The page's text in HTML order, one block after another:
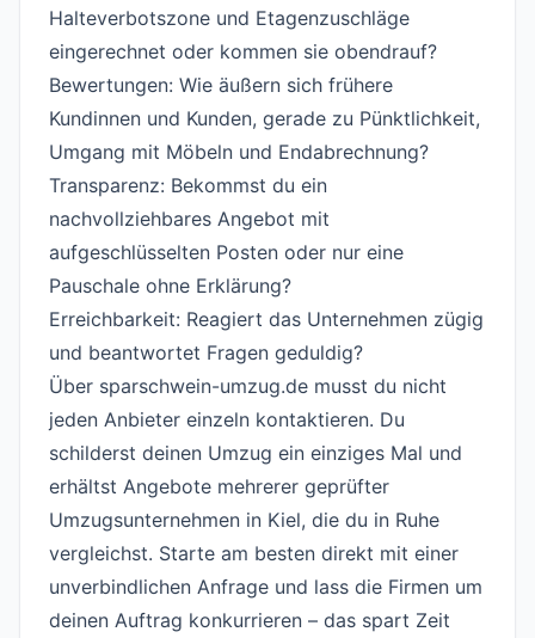
Halteverbotszone und Etagenzuschläge
eingerechnet oder kommen sie obendrauf?
Bewertungen: Wie äußern sich frühere
Kundinnen und Kunden, gerade zu Pünktlichkeit,
Umgang mit Möbeln und Endabrechnung?
Transparenz: Bekommst du ein
nachvollziehbares Angebot mit
aufgeschlüsselten Posten oder nur eine
Pauschale ohne Erklärung?
Erreichbarkeit: Reagiert das Unternehmen zügig
und beantwortet Fragen geduldig?
Über sparschwein-umzug.de musst du nicht
jeden Anbieter einzeln kontaktieren. Du
schilderst deinen Umzug ein einziges Mal und
erhältst Angebote mehrerer geprüfter
Umzugsunternehmen in Kiel, die du in Ruhe
vergleichst. Starte am besten direkt mit einer
unverbindlichen Anfrage und lass die Firmen um
deinen Auftrag konkurrieren – das spart Zeit